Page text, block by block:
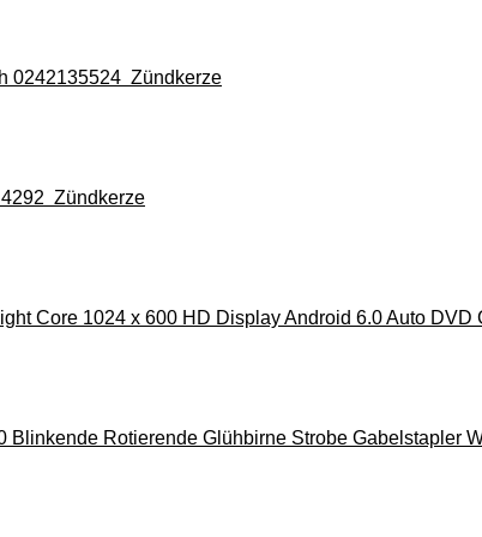
0242135524 Zündkerze
Zündkerze
Core 1024 x 600 HD Display Android 6.0 Auto
Blinkende Rotierende Glühbirne Strobe Gabelstapler